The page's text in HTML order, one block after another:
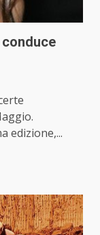
edizione,...